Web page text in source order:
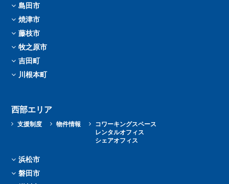
島田市
焼津市
藤枝市
牧之原市
吉田町
川根本町
西部エリア
支援制度 物件情報
コワーキングスペース
レンタルオフィス
シェアオフィス
浜松市
磐田市